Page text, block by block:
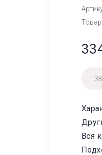
Товар:
Вся